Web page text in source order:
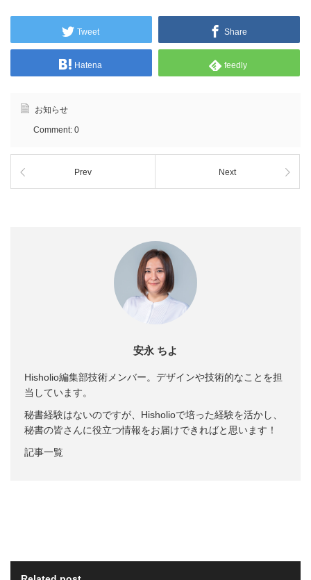
Tweet Share
Hatena feedly
お知らせ
Comment: 0
Prev Next
安永 ちよ
Hisholio編集部技術メンバー。デザインや技術的なことを担
当しています。
秘書経験はないのですが、Hisholioで培った経験を活かし、
秘書の皆さんに役立つ情報をお届けできればと思います！
記事一覧